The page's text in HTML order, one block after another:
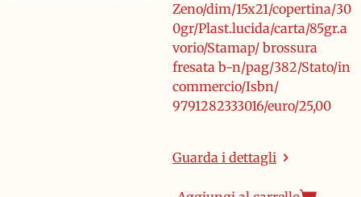
Zeno/dim/15x21/copertina/30
0gr/Plast.lucida/carta/85gr.a
vorio/Stamap/ brossura
fresata b-n/pag/382/Stato/in
commercio/Isbn/
9791282333016/euro/25,00
Guarda i dettagli